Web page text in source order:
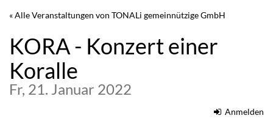
Zum
springen
« Alle Veranstaltungen von TONALi gemeinnützige GmbH
KORA - Konzert einer
Koralle
Fr, 21. Januar 2022
Anmelden